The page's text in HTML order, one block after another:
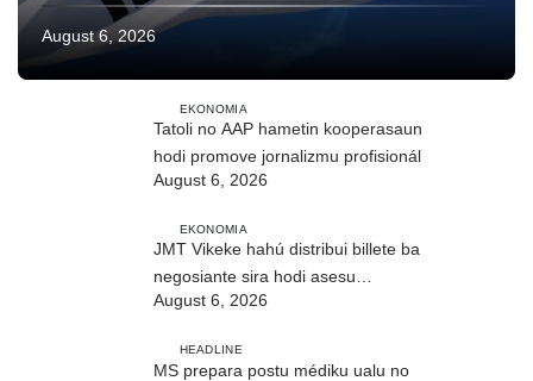
August 6, 2026
EKONOMIA
Tatoli no AAP hametin kooperasaun
hodi promove jornalizmu profisionál
August 6, 2026
EKONOMIA
JMT Vikeke hahú distribui billete ba
negosiante sira hodi asesu
August 6, 2026
HEADLINE
MS prepara postu médiku ualu no